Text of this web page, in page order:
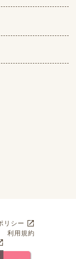
リシー
利用規約